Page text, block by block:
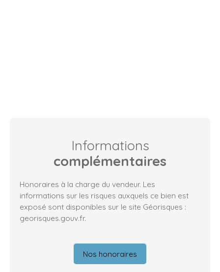
Informations
complémentaires
Honoraires à la charge du vendeur. Les
informations sur les risques auxquels ce bien est
exposé sont disponibles sur le site Géorisques :
georisques.gouv.fr.
Nos honoraires